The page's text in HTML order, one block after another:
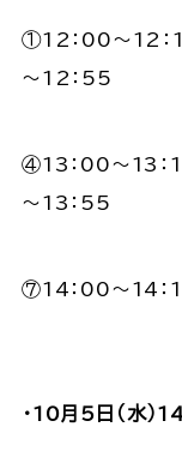
①12：00～12
～12：55
④13：00～13
～13：55
⑦14：00～14
・10月5日（水）